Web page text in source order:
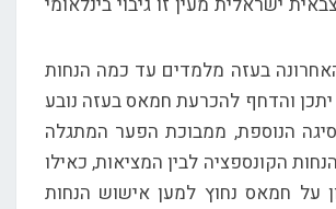
בעזה מלמדים עד כמה הנחות
והדחף להכרעת חמאס בעזה נובע
הנוספת, ממבוכת הפער המתגלה
הקונספציה לבין המציאות, כאילו
על חמאס נחוץ למען אישוש הנחות